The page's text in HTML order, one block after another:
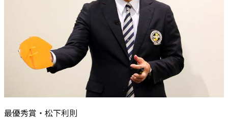
最優秀賞・松下利則